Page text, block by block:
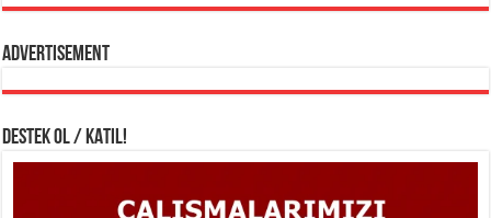
Advertisement
DESTEK OL / KATIL!